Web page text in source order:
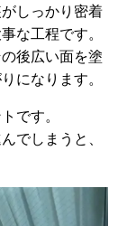
しっかり密着
な工程です。
後広い面を塗
になります。
です。
でしまうと、